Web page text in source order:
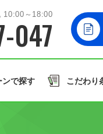
10:00～18:00
047
ンで探す こだわり